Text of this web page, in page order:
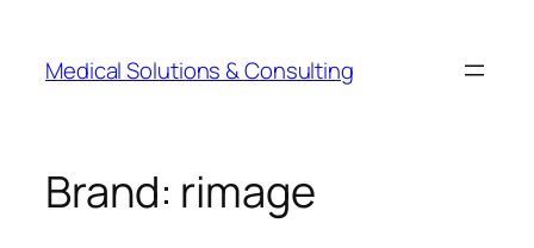
Medical Solutions & Consulting
Brand: rimage